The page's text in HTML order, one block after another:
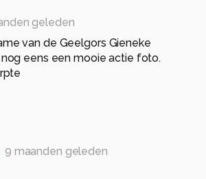
geleden
van de Geelgors Gieneke
eens een mooie actie foto.
9 maanden geleden